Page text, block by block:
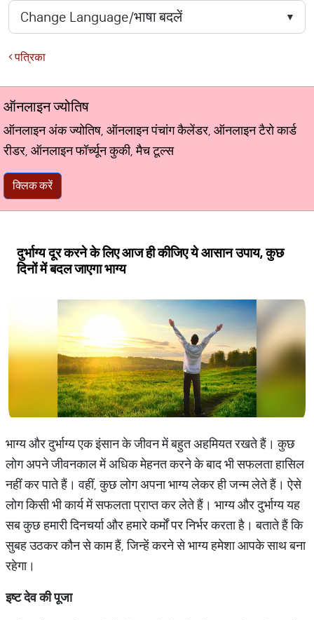
पत्रिका
ऑनलाइन ज्योतिष
ऑनलाइन अंक ज्योतिष, ऑनलाइन पंचांग कैलेंडर, ऑनलाइन टैरो कार्ड
रीडर, ऑनलाइन फॉर्च्यून कुकी, मैच टूल्स
क्लिक करें
दुर्भाग्य दूर करने के लिए आज ही कीजिए ये आसान उपाय, कुछ
दिनों में बदल जाएगा भाग्य
भाग्य और दुर्भाग्य एक इंसान के जीवन में बहुत अहमियत रखते हैं। कुछ
लोग अपने जीवनकाल में अधिक मेहनत करने के बाद भी सफलता हासिल
नहीं कर पाते हैं। वहीं, कुछ लोग अपना भाग्य लेकर ही जन्म लेते हैं। ऐसे
लोग किसी भी कार्य में सफलता प्राप्त कर लेते हैं। भाग्य और दुर्भाग्य यह
सब कुछ हमारी दिनचर्या और हमारे कर्मों पर निर्भर करता है। बताते हैं कि
सुबह उठकर कौन से काम हैं, जिन्हें करने से भाग्य हमेशा आपके साथ बना
रहेगा।
इष्टदेवकीपूजा